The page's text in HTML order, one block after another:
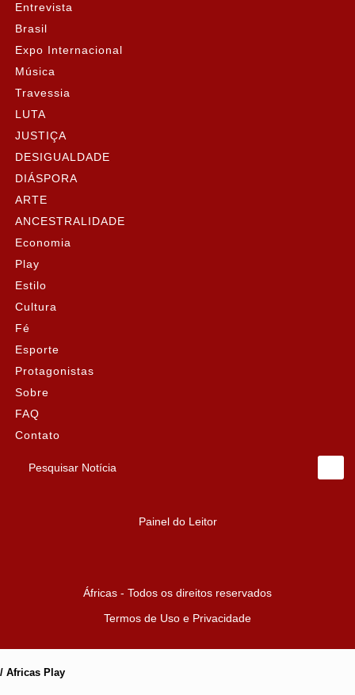
Entrevista
Brasil
Expo Internacional
Música
Travessia
LUTA
JUSTIÇA
DESIGUALDADE
DIÁSPORA
ARTE
ANCESTRALIDADE
Economia
Play
Estilo
Cultura
Fé
Esporte
Protagonistas
Sobre
FAQ
Contato
Pesquisar Notícia
Painel do Leitor
Áfricas - Todos os direitos reservados
Termos de Uso e Privacidade
/ Africas Play